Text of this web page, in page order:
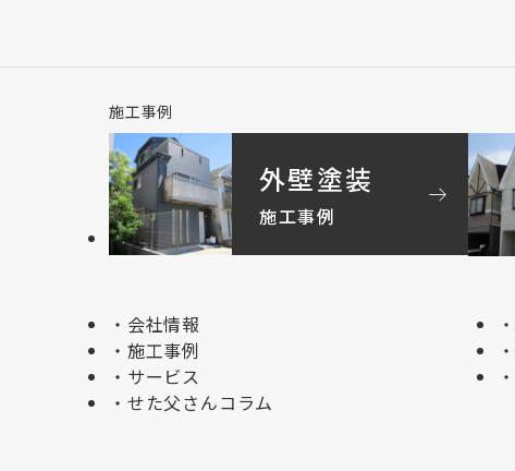
施工事例
外壁塗装
施工事例
arrow_right_alt
会社情報
施工事例
サービス
せた父さんコラム